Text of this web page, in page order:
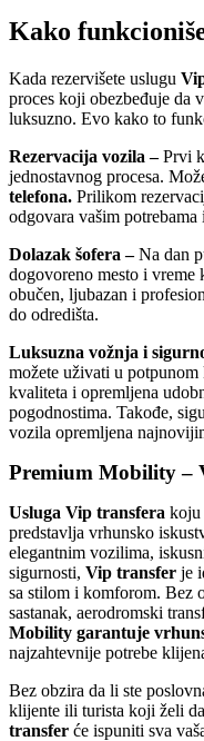
Kako
Kada rezervišete uslugu
proces koji obezbeđuje da
luksuzno. Evo kako to
Rezervacija vozila –Prvi
jednostavnog procesa.
telefona. Prilikom
odgovara vašim potrebama
Dolazak šofera –Na dan
dogovoreno mesto i vreme
obučen, ljubazan i
do odredišta.
Luksuzna vožnja i
možete uživati u
kvaliteta i opremljena
pogodnostima. Takođe,
vozila opremljena
Premium Mobility –
Usluga Vip transfera koju
predstavlja vrhunsko
elegantnim vozilima,
sigurnosti, Vip transfer je
sa stilom i komforom. Bez
sastanak, aerodromski
Mobility garantuje
najzahtevnije potrebe
Bez obzira da li ste
klijente ili turista koji želi
transfer će ispuniti sva